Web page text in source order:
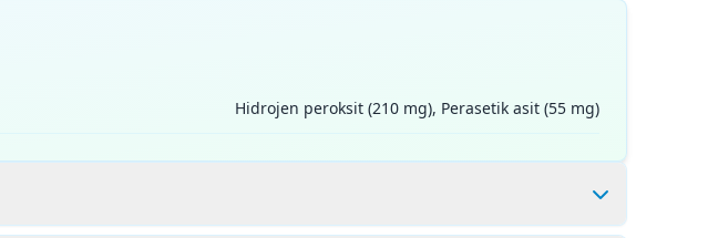
Hidrojen peroksit (210 mg), Perasetik asit (55 mg)